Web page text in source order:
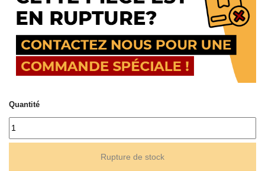
Quantité
Rupture de stock